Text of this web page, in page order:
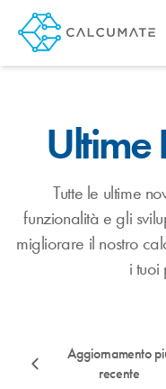
Ultime
Tutte le ultime
funzionalità e gli
migliorare il nostro
i tuoi
Aggiornamento
recente